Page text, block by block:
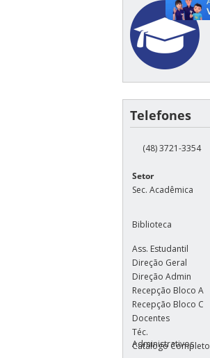
Telefones
(48) 3721-3354
Setor
Sec. Acadêmica
Biblioteca
Ass. Estudantil
Direção Geral
Direção Admin
Recepção Bloco A
Recepção Bloco C
Docentes
Téc.
Administrativos
Catálogo Completo